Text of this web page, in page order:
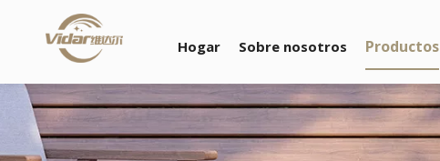
Hogar Sobre nosotros Productos